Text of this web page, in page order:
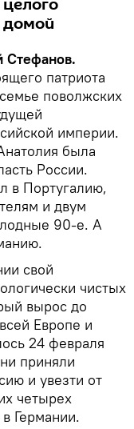
Стефанов.
патриота
поволжских
империи.
была
России.
в Португалию,
и двум
90-е. А
свой
чистых
вырос до
Европе и
24 февраля
приняли
и увезти от
четырех
Германии.